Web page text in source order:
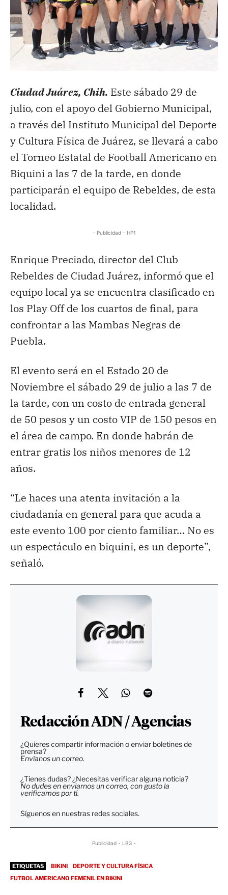
Ciudad Juárez, Chih. Este sábado 29 de
julio, con el apoyo del Gobierno Municipal,
a través del Instituto Municipal del Deporte
y Cultura Física de Juárez, se llevará a cabo
el Torneo Estatal de Football Americano en
Biquini a las 7 de la tarde, en donde
participarán el equipo de Rebeldes, de esta
localidad.
- Publicidad - HP1
Enrique Preciado, director del Club
Rebeldes de Ciudad Juárez, informó que el
equipo local ya se encuentra clasificado en
los Play Off de los cuartos de final, para
confrontar a las Mambas Negras de
Puebla.
El evento será en el Estado 20 de
Noviembre el sábado 29 de julio a las 7 de
la tarde, con un costo de entrada general
de 50 pesos y un costo VIP de 150 pesos en
el área de campo. En donde habrán de
entrar gratis los niños menores de 12
años.
“Le haces una atenta invitación a la
ciudadanía en general para que acuda a
este evento 100 por ciento familiar… No es
un espectáculo en biquini, es un deporte”,
señaló.
Redacción ADN / Agencias
¿Quieres compartir información o enviar boletines de
prensa?
Envíanos un correo.
¿Tienes dudas? ¿Necesitas verificar alguna noticia?
No dudes en enviarnos un correo, con gusto la
verificamos por tí.
Síguenos en nuestras redes sociales.
Publicidad - LB3 -
ETIQUETAS BIKINI
DEPORTE Y CULTURA FÍSICA
FUTBOL AMERICANO FEMENIL EN BIKINI